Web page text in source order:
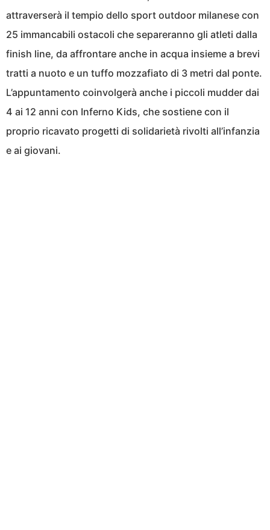
attraverserà il tempio dello sport outdoor milanese con
25 immancabili ostacoli che separeranno gli atleti dalla
finish line, da affrontare anche in acqua insieme a brevi
tratti a nuoto e un tuffo mozzafiato di 3 metri dal ponte.
L’appuntamento coinvolgerà anche i piccoli mudder dai
4 ai 12 anni con Inferno Kids, che sostiene con il
proprio ricavato progetti di solidarietà rivolti all’infanzia
e ai giovani.